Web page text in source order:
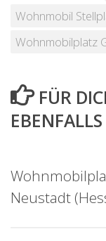
Wohnmobil
Wohnmobilplatz
FÜR
Neustadt